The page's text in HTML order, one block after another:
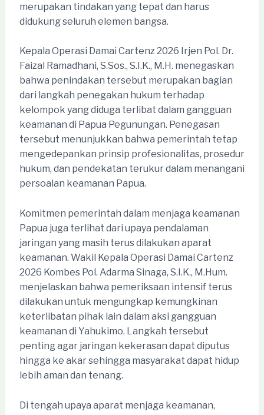
merupakan tindakan yang tepat dan harus
didukung seluruh elemen bangsa.
Kepala Operasi Damai Cartenz 2026 Irjen Pol. Dr.
Faizal Ramadhani, S.Sos., S.I.K., M.H. menegaskan
bahwa penindakan tersebut merupakan bagian
dari langkah penegakan hukum terhadap
kelompok yang diduga terlibat dalam gangguan
keamanan di Papua Pegunungan. Penegasan
tersebut menunjukkan bahwa pemerintah tetap
mengedepankan prinsip profesionalitas, prosedur
hukum, dan pendekatan terukur dalam menangani
persoalan keamanan Papua.
Komitmen pemerintah dalam menjaga keamanan
Papua juga terlihat dari upaya pendalaman
jaringan yang masih terus dilakukan aparat
keamanan. Wakil Kepala Operasi Damai Cartenz
2026 Kombes Pol. Adarma Sinaga, S.I.K., M.Hum.
menjelaskan bahwa pemeriksaan intensif terus
dilakukan untuk mengungkap kemungkinan
keterlibatan pihak lain dalam aksi gangguan
keamanan di Yahukimo. Langkah tersebut
penting agar jaringan kekerasan dapat diputus
hingga ke akar sehingga masyarakat dapat hidup
lebih aman dan tenang.
Di tengah upaya aparat menjaga keamanan,